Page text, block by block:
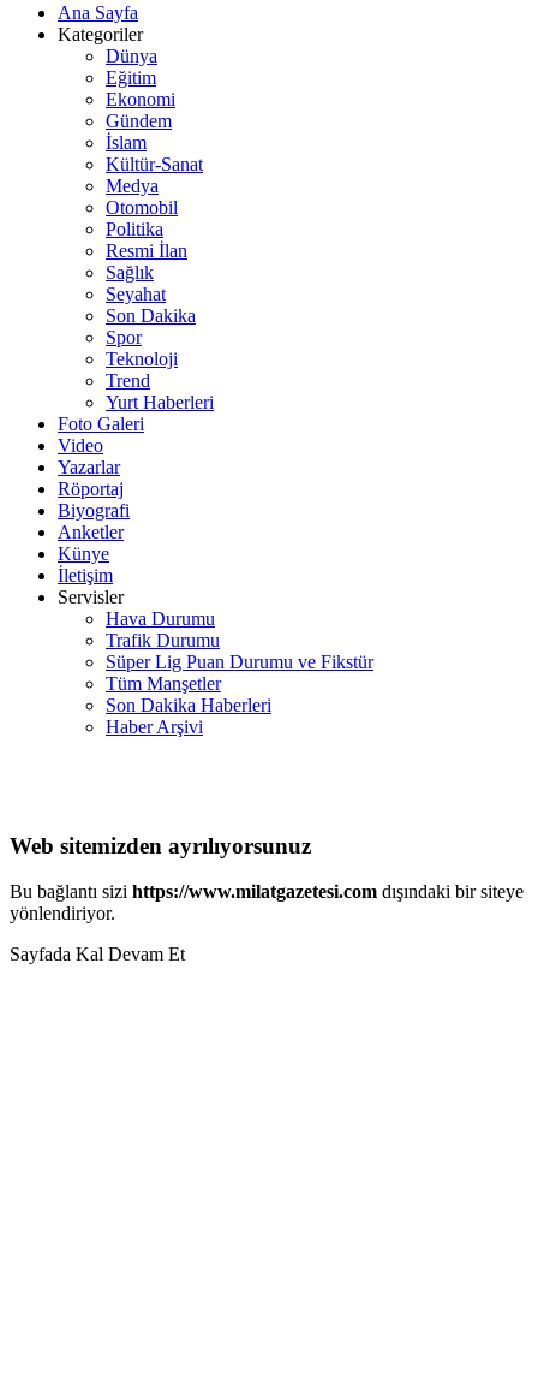
Ana Sayfa
Kategoriler
Dünya
Eğitim
Ekonomi
Gündem
İslam
Kültür-Sanat
Medya
Otomobil
Politika
Resmi İlan
Sağlık
Seyahat
Son Dakika
Spor
Teknoloji
Trend
Yurt Haberleri
Foto Galeri
Video
Yazarlar
Röportaj
Biyografi
Anketler
Künye
İletişim
Servisler
Hava Durumu
Trafik Durumu
Süper Lig Puan Durumu ve Fikstür
Tüm Manşetler
Son Dakika Haberleri
Haber Arşivi
Web sitemizden ayrılıyorsunuz
Bu bağlantı sizi https://www.milatgazetesi.com dışındaki bir siteye
yönlendiriyor.
Sayfada Kal Devam Et